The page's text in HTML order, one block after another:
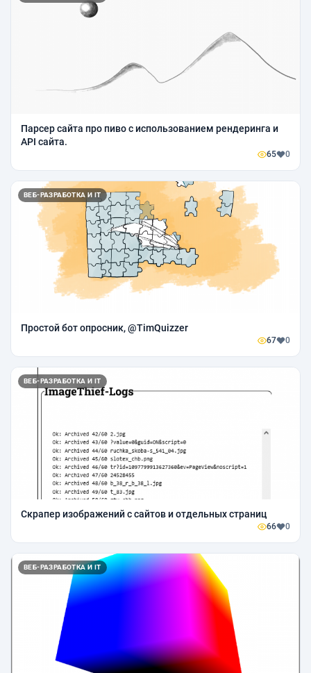
Парсер сайта про пиво с использованием рендеринга и
API сайта.
65 0
ВЕБ-РАЗРАБОТКА И IT
Простой бот опросник, @TimQuizzer
67 0
ВЕБ-РАЗРАБОТКА И IT
Скрапер изображений с сайтов и отдельных страниц
66 0
ВЕБ-РАЗРАБОТКА И IT